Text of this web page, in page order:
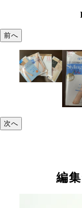
前へ
次へ
編